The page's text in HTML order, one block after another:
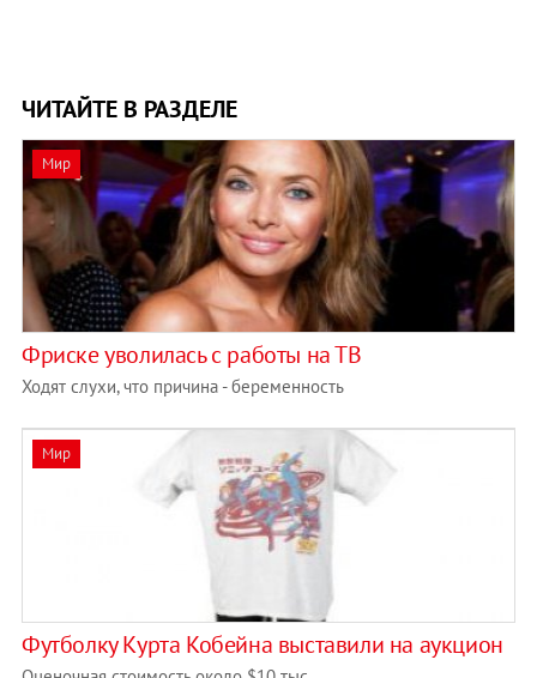
ЧИТАЙТЕ В РАЗДЕЛЕ
Мир
Фриске уволилась с работы на ТВ
Ходят слухи, что причина - беременность
Мир
Футболку Курта Кобейна выставили на аукцион